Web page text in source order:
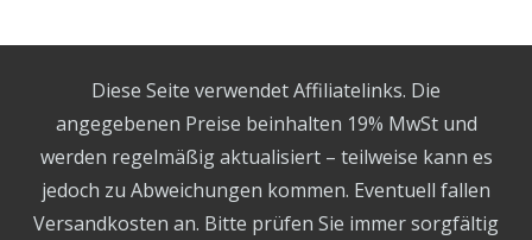
Diese Seite verwendet Affiliatelinks. Die
angegebenen Preise beinhalten 19% MwSt und
werden regelmäßig aktualisiert – teilweise kann es
jedoch zu Abweichungen kommen. Eventuell fallen
Versandkosten an. Bitte prüfen Sie immer sorgfältig